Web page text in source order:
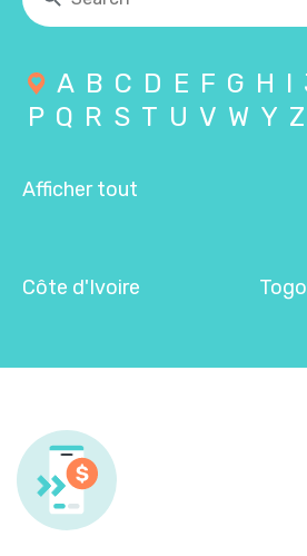
A B C D E F G H I
P Q R S T U V W Y Z
Afficher tout
Côte d'Ivoire Togo